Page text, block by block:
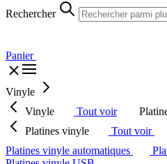
Rechercher
Panier
Vinyle
Vinyle
Tout voir
Platines vinyle
Tout voir
Platines vinyle automatiques